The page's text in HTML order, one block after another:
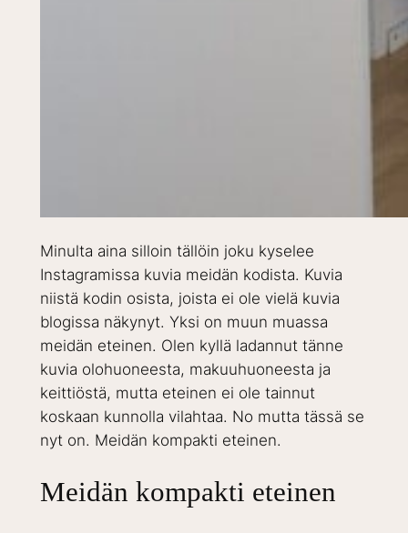
Minulta aina silloin tällöin joku kyselee
Instagramissa kuvia meidän kodista. Kuvia
niistä kodin osista, joista ei ole vielä kuvia
blogissa näkynyt. Yksi on muun muassa
meidän eteinen. Olen kyllä ladannut tänne
kuvia olohuoneesta, makuuhuoneesta ja
keittiöstä, mutta eteinen ei ole tainnut
koskaan kunnolla vilahtaa. No mutta tässä se
nyt on. Meidän kompakti eteinen.
Meidän kompakti eteinen